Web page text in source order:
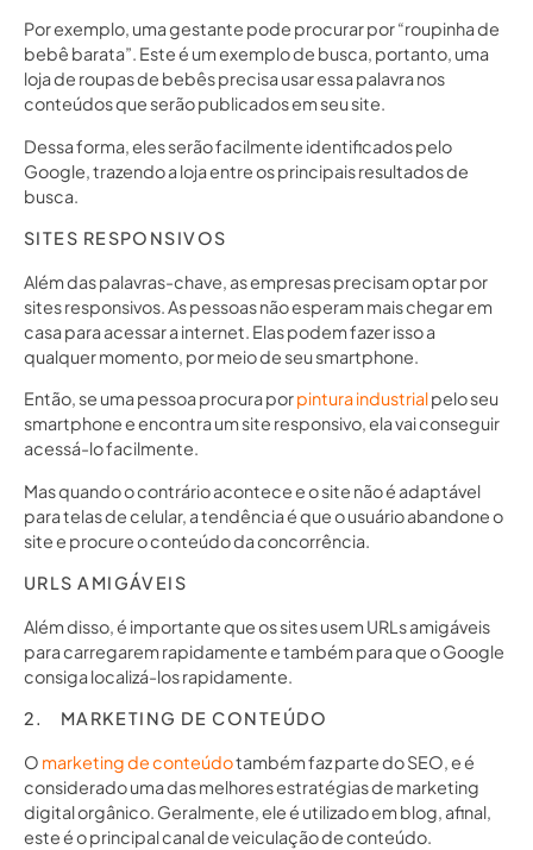
Por exemplo, uma gestante pode procurar por “roupinha de
bebê barata”. Este é um exemplo de busca, portanto, uma
loja de roupas de bebês precisa usar essa palavra nos
conteúdos que serão publicados em seu site.
Dessa forma, eles serão facilmente identificados pelo
Google, trazendo a loja entre os principais resultados de
busca.
SITES RESPONSIVOS
Além das palavras-chave, as empresas precisam optar por
sites responsivos. As pessoas não esperam mais chegar em
casa para acessar a internet. Elas podem fazer isso a
qualquer momento, por meio de seu smartphone.
Então, se uma pessoa procura porpintura industrialpelo seu
smartphone e encontra um site responsivo, ela vai conseguir
acessá-lo facilmente.
Mas quando o contrário acontece e o site não é adaptável
para telas de celular, a tendência é que o usuário abandone o
site e procure o conteúdo da concorrência.
URLS AMIGÁVEIS
Além disso, é importante que os sites usem URLs amigáveis
para carregarem rapidamente e também para que o Google
consiga localizá-los rapidamente.
2. MARKETING DE CONTEÚDO
O marketing de conteúdotambém faz parte do SEO, e é
considerado uma das melhores estratégias de marketing
digital orgânico. Geralmente, ele é utilizado em blog, afinal,
este é o principal canal de veiculação de conteúdo.